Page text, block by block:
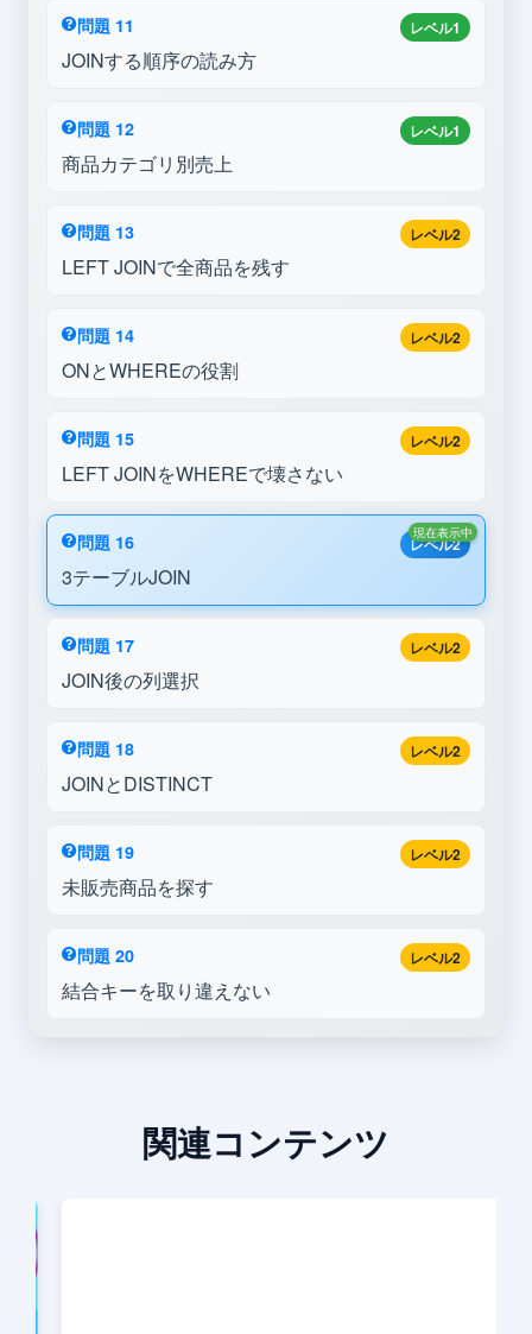
レベル1
問題 11
JOINする順序の読み方
レベル1
問題 12
商品カテゴリ別売上
レベル2
問題 13
LEFT JOINで全商品を残す
レベル2
問題 14
ONとWHEREの役割
レベル2
問題 15
LEFT JOINをWHEREで壊さない
レベル2
問題 16
3テーブルJOIN
現在表示中
レベル2
問題 17
JOIN後の列選択
レベル2
問題 18
JOINとDISTINCT
レベル2
問題 19
未販売商品を探す
レベル2
問題 20
結合キーを取り違えない
関連コンテンツ